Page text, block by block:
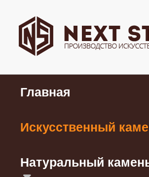
Главная
Искусственный
Натуральный